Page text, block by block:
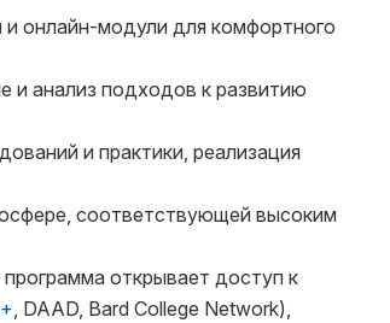
и онлайн-модули для комфортного
и анализ подходов к развитию
и практики, реализация
соответствующей высоким
открывает доступ к
, DAAD, Bard College Network),